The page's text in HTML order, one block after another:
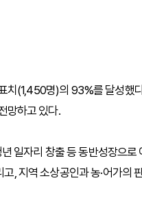
치(1,450명)의 93%를 달성했
망하고 있다.
일자리 창출 등 동반성장으로
, 지역 소상공인과 농·어가의